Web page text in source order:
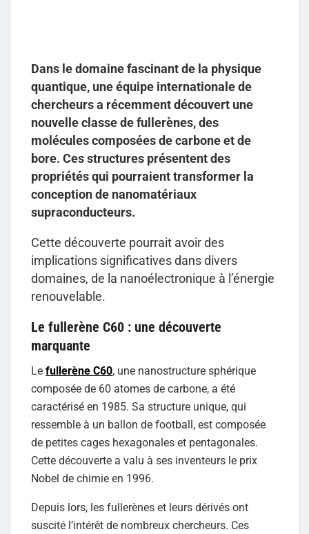
Dans le domaine fascinant de la physique
quantique, une équipe internationale de
chercheurs a récemment découvert une
nouvelle classe de fullerènes, des
molécules composées de carbone et de
bore. Ces structures présentent des
propriétés qui pourraient transformer la
conception de nanomatériaux
supraconducteurs.
Cette découverte pourrait avoir des
implications significatives dans divers
domaines, de la nanoélectronique à l’énergie
renouvelable.
Le fullerène C60 : une découverte
marquante
Le fullerène C60, une nanostructure sphérique
composée de 60 atomes de carbone, a été
caractérisé en 1985. Sa structure unique, qui
ressemble à un ballon de football, est composée
de petites cages hexagonales et pentagonales.
Cette découverte a valu à ses inventeurs le prix
Nobel de chimie en 1996.
Depuis lors, les fullerènes et leurs dérivés ont
suscité l’intérêt de nombreux chercheurs. Ces